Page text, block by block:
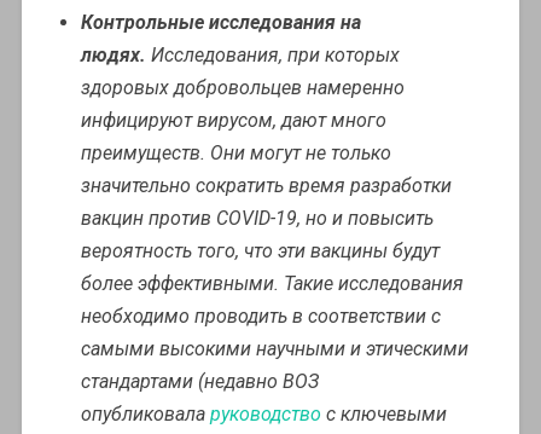
Контрольные исследования на
людях. Исследования, при которых
здоровых добровольцев намеренно
инфицируют вирусом, дают много
преимуществ. Они могут не только
значительно сократить время разработки
вакцин против COVID-19, но и повысить
вероятность того, что эти вакцины будут
более эффективными. Такие исследования
необходимо проводить в соответствии с
самыми высокими научными и этическими
стандартами (недавно ВОЗ
опубликовала руководство с ключевыми